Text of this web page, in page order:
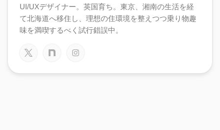
UI/UXデザイナー。英国育ち。東京、湘南の生活を経
て北海道へ移住し、理想の住環境を整えつつ乗り物趣
味を満喫するべく試行錯誤中。